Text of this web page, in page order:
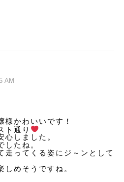
AM
様かわいいです！
ト通り
心しました。
したね。
走ってくる姿にジ～ンとして
しめそうですね。